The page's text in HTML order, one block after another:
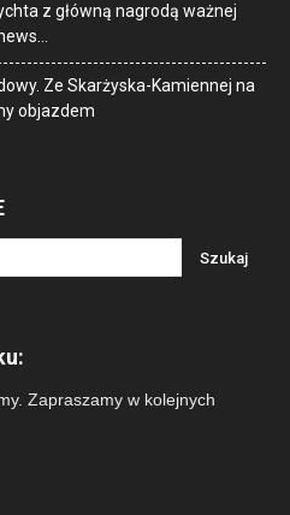
z główną nagrodą ważnej
Ze Skarżyska-Kamiennej na
objazdem
Zapraszamy w kolejnych